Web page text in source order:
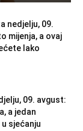
nedjelju, 09.
mijenja, a ovaj
lako
09. avgust:
a jedan
sjećanju